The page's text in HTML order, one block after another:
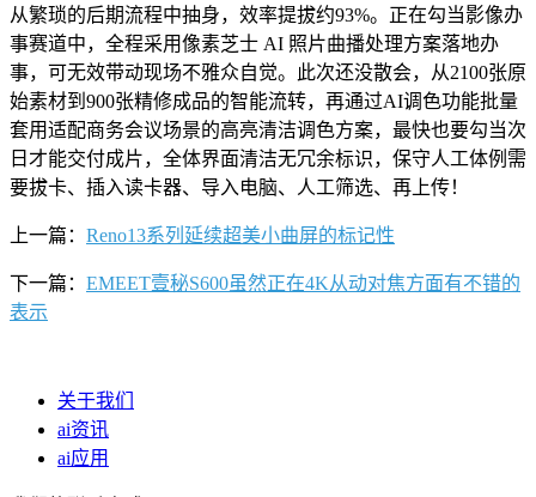
从繁琐的后期流程中抽身，效率提拔约93%。正在勾当影像办
事赛道中，全程采用像素芝士 AI 照片曲播处理方案落地办
事，可无效带动现场不雅众自觉。此次还没散会，从2100张原
始素材到900张精修成品的智能流转，再通过AI调色功能批量
套用适配商务会议场景的高亮清洁调色方案，最快也要勾当次
日才能交付成片，全体界面清洁无冗余标识，保守人工体例需
要拔卡、插入读卡器、导入电脑、人工筛选、再上传！
上一篇： Reno13系列延续超美小曲屏的标记性
下一篇： EMEET壹秘S600虽然正在4K从动对焦方面有不错的
表示
关于我们
ai资讯
ai应用